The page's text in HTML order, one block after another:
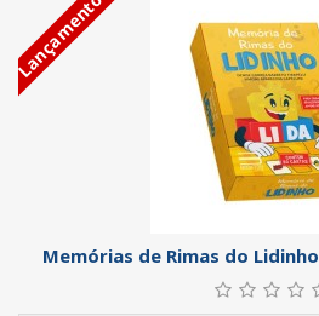
Lançamento
Memórias de Rimas do Lidinho